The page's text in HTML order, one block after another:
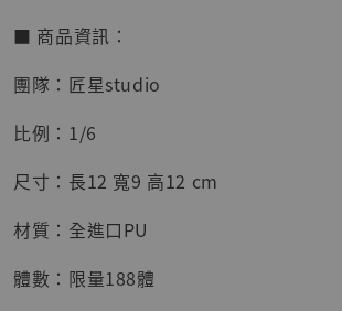
加入購物車
■ 商品資訊：
團隊：匠星studio
比例：1/6
尺寸：長12 寬9 高12 cm
材質：全進口PU
體數：限量188體